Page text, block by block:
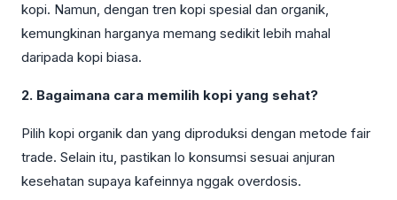
kopi. Namun, dengan tren kopi spesial dan organik,
kemungkinan harganya memang sedikit lebih mahal
daripada kopi biasa.
2. Bagaimana cara memilih kopi yang sehat?
Pilih kopi organik dan yang diproduksi dengan metode fair
trade. Selain itu, pastikan lo konsumsi sesuai anjuran
kesehatan supaya kafeinnya nggak overdosis.